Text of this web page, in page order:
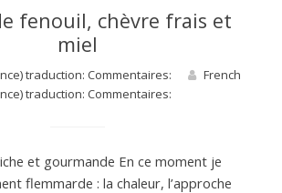
fenouil, chèvre frais et
miel
traduction: Commentaires:
French
traduction: Commentaires:
et gourmande En ce moment je
flemmarde : la chaleur, l’approche